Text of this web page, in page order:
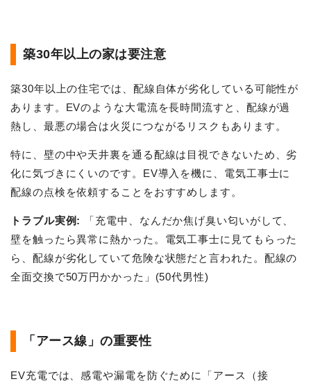
築30年以上の家は要注意
築30年以上の住宅では、配線自体が劣化している可能性が
あります。EVのような大電流を長時間流すと、配線が過
熱し、最悪の場合は火災につながるリスクもあります。
特に、壁の中や天井裏を通る配線は目視できないため、劣
化に気づきにくいのです。EV導入を機に、電気工事士に
配線の点検を依頼することをおすすめします。
トラブル実例:
「充電中、なんだか焦げ臭い匂いがして、
壁を触ったら異常に熱かった。電気工事士に見てもらった
ら、配線が劣化していて危険な状態だと言われた。配線の
全面交換で50万円かかった」(50代男性)
「アース線」の重要性
EV充電では、感電や漏電を防ぐために「アース（接